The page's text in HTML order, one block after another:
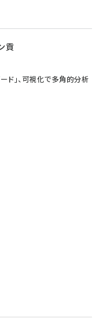
貢
ード」、可視化で多角的分析